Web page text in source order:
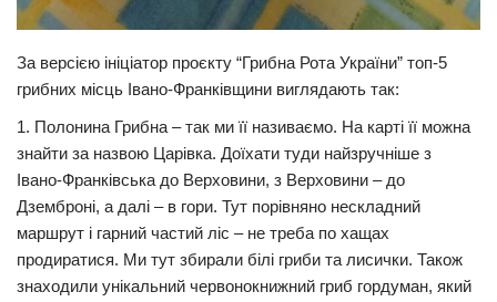
За версією ініціатор проєкту “Грибна Рота України” топ-5
грибних місць Івано-Франківщини виглядають так:
1. Полонина Грибна – так ми її називаємо. На карті її можна
знайти за назвою Царівка. Доїхати туди найзручніше з
Івано-Франківська до Верховини, з Верховини – до
Дземброні, а далі – в гори. Тут порівняно нескладний
маршрут і гарний частий ліс – не треба по хащах
продиратися. Ми тут збирали білі гриби та лисички. Також
знаходили унікальний червонокнижний гриб гордуман, який